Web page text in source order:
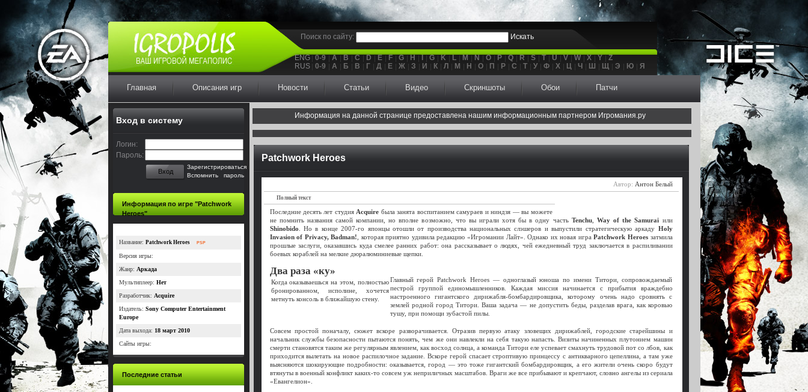
Поиск по сайту: Искать
ENG 0-9 A B C D E F G H G K L M N O P Q R S T U V W X Y
Z
RUS
0-9 А Б В Г Д Е Ж З И К Л М Н О П Р С Т У Ф Х Ц Ч Ш Щ Э Ю Я
Главная Описания игр Новости Статьи Видео Скриншоты Обои Патчи
Вход в систему
Логин:
Пароль:
Вход
Зарегистрироваться
Вспомнить пароль
Информация по игре "Patchwork
Heroes"
Название: Patchwork Heroes PSP
Версия игры:
Жанр: Аркада
Мультиплеер: Нет
Разработчик: Acquire
Издатель: Sony Computer Entertainment
Europe
Дата выхода: 18 март 2010
Сайты игры:
Последние статьи
Информация на данной странице предоставлена нашим информационным партнером Игромания.ру
Patchwork Heroes
Автор: Антон Белый
Полный текст
Последние десять лет студия Acquire была занята воспитанием самураев и ниндзя — вы можете
не помнить названия самой компании, но вполне возможно, что вы играли хотя бы в одну часть Tenchu, Way of the Samurai или
Shinobido . Но в конце 2007-го японцы отошли от производства национальных слэшеров и выпустили стратегическую аркаду Holy
Invasion of Privacy, Badman! , которая приятно удивила редакцию «Игромании Лайт». Однако их новая играPatchwork Heroesзатмила
прошлые заслуги, оказавшись куда смелее ранних работ: она рассказывает о людях, чей ежедневный труд заключается в распиливании
боевых кораблей на мелкие дюралюминиевые щепки.
Два раза «ку»
Когда оказываешься на этом, полностью
бронированном, исполине, хочется
метнуть консоль в ближайшую стену.
Главный герой Patchwork Heroes — одноглазый юноша по имени Титори, сопровождаемый
пестрой группой единомышленников. Каждая миссия начинается с прибытия враждебно
настроенного гигантского дирижабля-бомбардировщика, которому очень надо сровнять с
землей родной город Титори. Ваша задача — не допустить беды, разделав врага, как коровью
тушу, при помощи зубастой пилы.
Совсем простой поначалу, сюжет вскоре разворачивается. Отразив первую атаку зловещих дирижаблей, городские старейшины и
начальник службы безопасности пытаются понять, чем же они навлекли на себя такую напасть. Визиты начиненных плутонием машин
смерти становятся таким же регулярным явлением, как восход солнца, а команда Титори еле успевает смахнуть трудовой пот со лбов, как
приходится вылетать на новое распилочное задание. Вскоре герой спасает строптивую принцессу с антикварного цепеллина, а там уже
выясняются шокирующие подробности: оказывается, город — это тоже гигантский бомбардировщик, а его жители очень скоро будут
втянуты в военный конфликт каких-то совсем уж неприличных масштабов. Враги же все прибывают и крепчают, словно ангелы из сериала
«Евангелион».